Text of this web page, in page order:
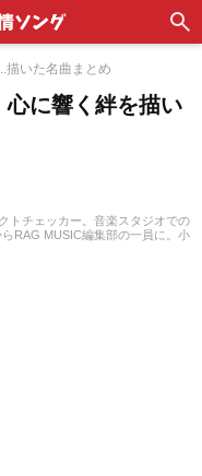
描いた名曲まとめ
心に響く絆を描い
トチェッカー。音楽スタジオでの
RAG MUSIC編集部の一員に。小